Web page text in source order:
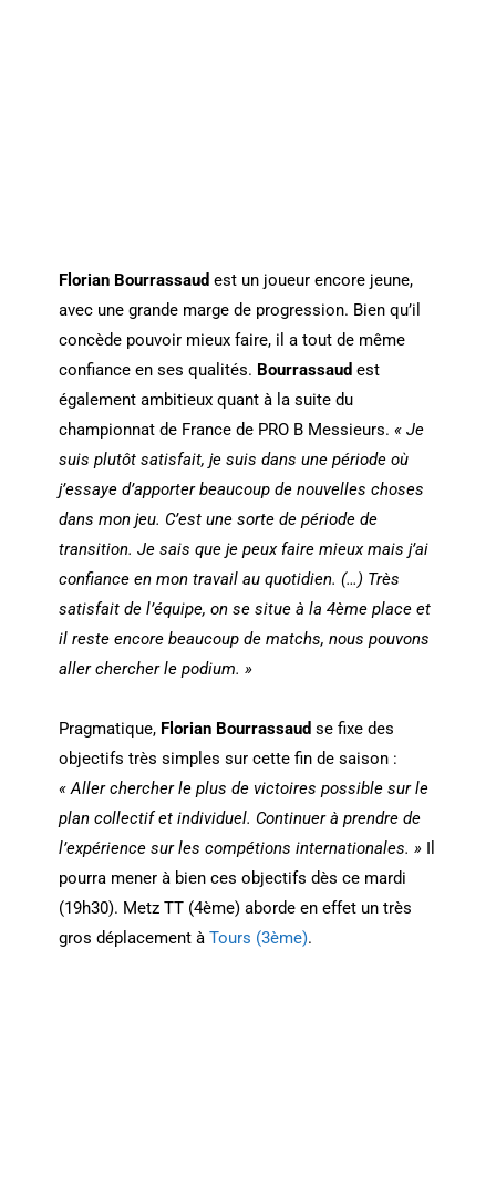
Florian Bourrassaud est un joueur encore jeune,
avec une grande marge de progression. Bien qu’il
concède pouvoir mieux faire, il a tout de même
confiance en ses qualités. Bourrassaud est
également ambitieux quant à la suite du
championnat de France de PRO B Messieurs. « Je
suis plutôt satisfait, je suis dans une période où
j’essaye d’apporter beaucoup de nouvelles choses
dans mon jeu. C’est une sorte de période de
transition. Je sais que je peux faire mieux mais j’ai
confiance en mon travail au quotidien. (…) Très
satisfait de l’équipe, on se situe à la 4ème place et
il reste encore beaucoup de matchs, nous pouvons
aller chercher le podium. »
Pragmatique, Florian Bourrassaud se fixe des
objectifs très simples sur cette fin de saison :
« Aller chercher le plus de victoires possible sur le
plan collectif et individuel. Continuer à prendre de
l’expérience sur les compétions internationales. »Il
pourra mener à bien ces objectifs dès ce mardi
(19h30). Metz TT (4ème) aborde en effet un très
gros déplacement à Tours (3ème).